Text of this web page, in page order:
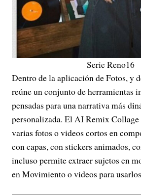
Serie Reno16
Dentro de la aplicación de Fotos, y
reúne un conjunto de herramientas
pensadas para una narrativa más
personalizada. El AI Remix
varias fotos o videos cortos en
con capas, con stickers animados,
incluso permite extraer sujetos en
en Movimiento o videos para